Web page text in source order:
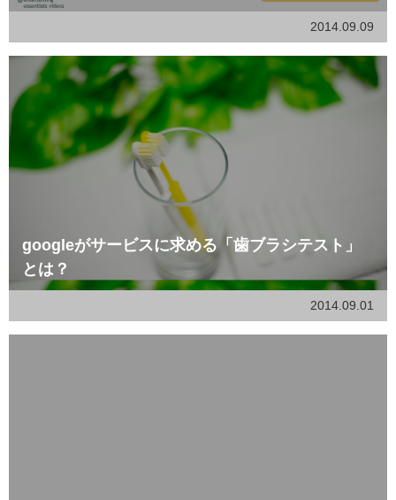
2014.09.09
googleがサービスに求める「歯ブラシテスト」
とは？
2014.09.01